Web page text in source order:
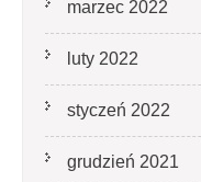
marzec 2022
luty 2022
styczeń 2022
grudzień 2021